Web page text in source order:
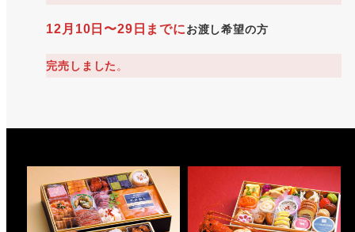
12月10日〜29日までにお渡し希望の方
完売しました 。